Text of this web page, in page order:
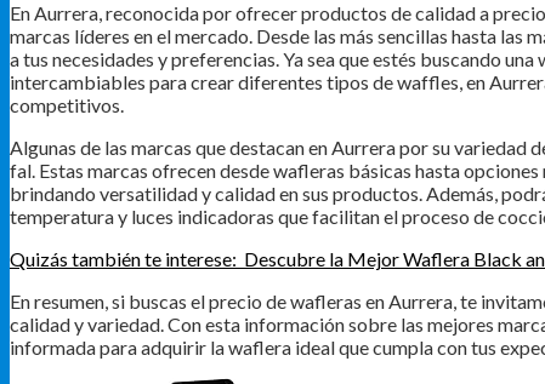
En Aurrera, reconocida por ofrecer productos de calidad a
marcas líderes en el mercado. Desde las más sencillas hasta las
a tus necesidades y preferencias. Ya sea que estés buscando
intercambiables para crear diferentes tipos de waffles, en
competitivos.
Algunas de las marcas que destacan en Aurrera por su
fal. Estas marcas ofrecen desde wafleras básicas hasta
brindando versatilidad y calidad en sus productos. Además,
temperatura y luces indicadoras que facilitan el proceso de
Quizás también te interese: Descubre la Mejor Waflera Black
En resumen, si buscas el precio de wafleras en Aurrera, te
calidad y variedad. Con esta información sobre las mejores
informada para adquirir la waflera ideal que cumpla con tus